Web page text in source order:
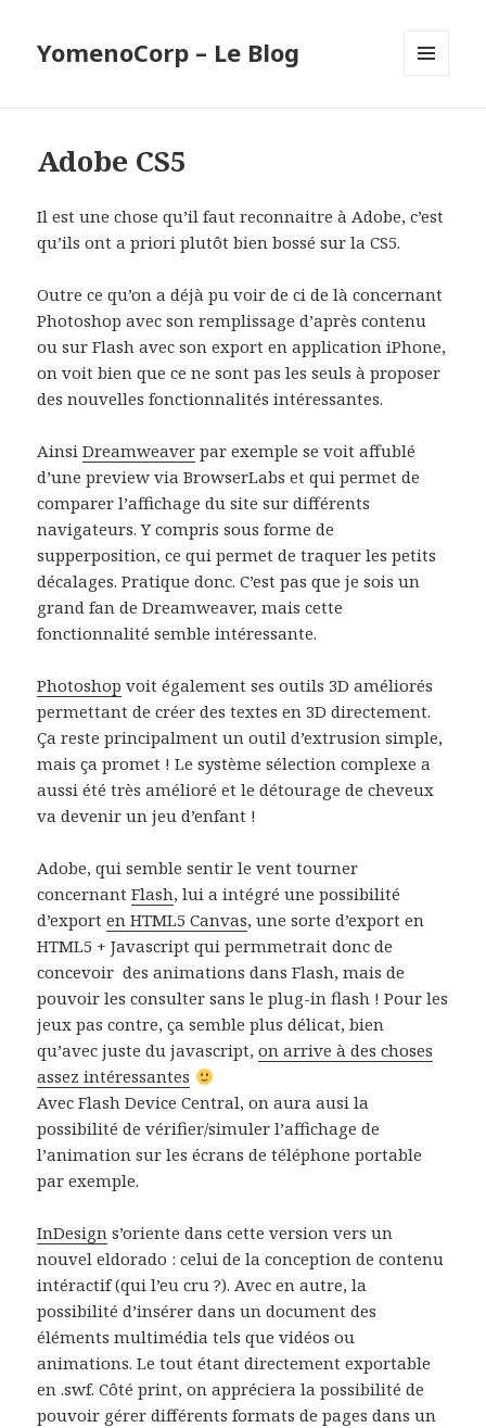
YomenoCorp – Le Blog
Adobe CS5
Il est une chose qu’il faut reconnaitre à Adobe, c’est
qu’ils ont a priori plutôt bien bossé sur la CS5.
Outre ce qu’on a déjà pu voir de ci de là concernant
Photoshop avec son remplissage d’après contenu
ou sur Flash avec son export en application iPhone,
on voit bien que ce ne sont pas les seuls à proposer
des nouvelles fonctionnalités intéressantes.
AinsiDreamweaver par exemple se voit affublé
d’une preview via BrowserLabs et qui permet de
comparer l’affichage du site sur différents
navigateurs. Y compris sous forme de
supperposition, ce qui permet de traquer les petits
décalages. Pratique donc. C’est pas que je sois un
grand fan de Dreamweaver, mais cette
fonctionnalité semble intéressante.
Photoshop voit également ses outils 3D améliorés
permettant de créer des textes en 3D directement.
Ça reste principalment un outil d’extrusion simple,
mais ça promet ! Le système sélection complexe a
aussi été très amélioré et le détourage de cheveux
va devenir un jeu d’enfant !
Adobe, qui semble sentir le vent tourner
concernantFlash, lui a intégré une possibilité
d’exporten HTML5 Canvas, une sorte d’export en
HTML5 + Javascript qui permmetrait donc de
concevoir des animations dans Flash, mais de
pouvoir les consulter sans le plug-in flash ! Pour les
jeux pas contre, ça semble plus délicat, bien
qu’avec juste du javascript,on arrive à des choses
assez intéressantes
Avec Flash Device Central, on aura ausi la
possibilité de vérifier/simuler l’affichage de
l’animation sur les écrans de téléphone portable
par exemple.
InDesign s’oriente dans cette version vers un
nouvel eldorado : celui de la conception de contenu
intéractif (qui l’eu cru ?). Avec en autre, la
possibilité d’insérer dans un document des
éléments multimédia tels que vidéos ou
animations. Le tout étant directement exportable
en .swf. Côté print, on appréciera la possibilité de
pouvoir gérer différents formats de pages dans un